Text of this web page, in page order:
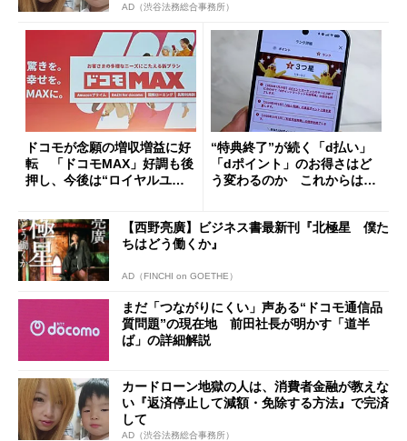
AD（渋谷法務総合事務所）
ドコモが念願の増収増益に好
転 「ドコモMAX」好調も後
押し、今後は“ロイヤルユー
“特典終了”が続く「d払い」
「dポイント」のお得さはど
う変わるのか これからは
【西野亮廣】ビジネス書最新刊『北極星 僕た
ちはどう働くか』
AD（FINCHI on GOETHE）
まだ「つながりにくい」声ある“ドコモ通信品
質問題”の現在地 前田社長が明かす「道半
ば」の詳細解説
カードローン地獄の人は、消費者金融が教えな
い『返済停止して減額・免除する方法』で完済
して
AD（渋谷法務総合事務所）